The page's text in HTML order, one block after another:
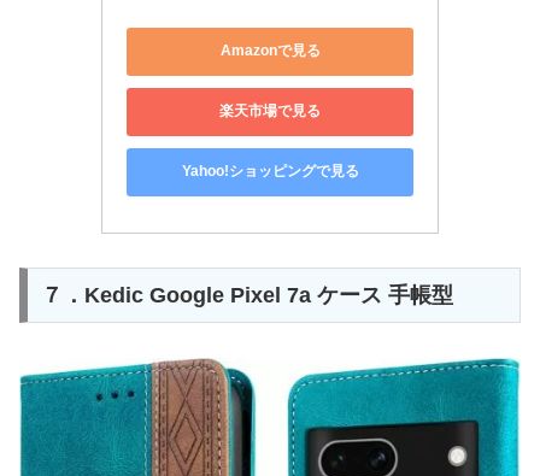
Amazonで見る
楽天市場で見る
Yahoo!ショッピングで見る
７．Kedic Google Pixel 7a ケース 手帳型